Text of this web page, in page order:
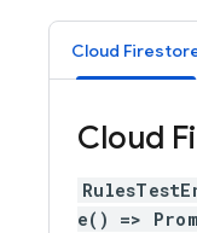
Cloud
Cloud
e() =>